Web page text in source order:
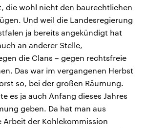
die wohl nicht den baurechtlichen
Und weil die Landesregierung
ja bereits angekündigt hat
an anderer Stelle,
die Clans – gegen rechtsfreie
Das war im vergangenen Herbst
so, bei der großen Räumung.
es ja auch Anfang dieses Jahres
geben. Da hat man aus
Arbeit der Kohlekommission